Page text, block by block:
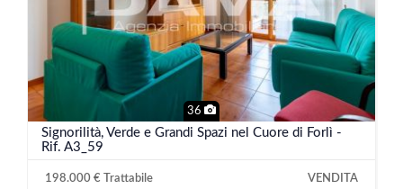
36
Signorilità, Verde e Grandi Spazi nel Cuore di Forlì -
Rif. A3_59
198.000 € Trattabile VENDITA